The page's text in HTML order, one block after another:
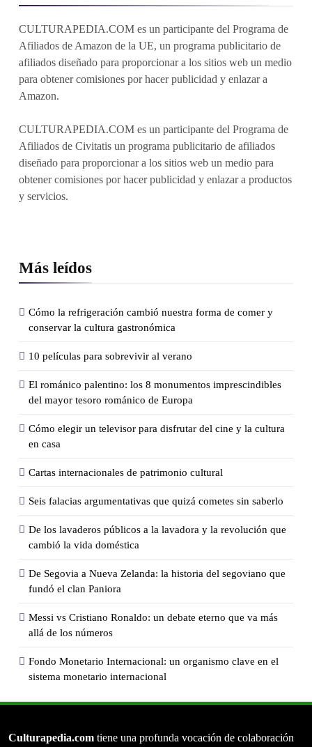
CULTURAPEDIA.COM es un participante del Programa de
Afiliados de Amazon de la UE, un programa publicitario de
afiliados diseñado para proporcionar a los sitios web un medio
para obtener comisiones por hacer publicidad y enlazar a
Amazon.
CULTURAPEDIA.COM es un participante del Programa de
Afiliados de Civitatis un programa publicitario de afiliados
diseñado para proporcionar a los sitios web un medio para
obtener comisiones por hacer publicidad y enlazar a productos
y servicios.
Más leídos
Cómo la refrigeración cambió nuestra forma de comer y
conservar la cultura gastronómica
10 películas para sobrevivir al verano
El románico palentino: los 8 monumentos imprescindibles
del mayor tesoro románico de Europa
Cómo elegir un televisor para disfrutar del cine y la cultura
en casa
Cartas internacionales de patrimonio cultural
Seis falacias argumentativas que quizá cometes sin saberlo
De los lavaderos públicos a la lavadora y la revolución que
cambió la vida doméstica
De Segovia a Nueva Zelanda: la historia del segoviano que
fundó el clan Paniora
Messi vs Cristiano Ronaldo: un debate eterno que va más
allá de los números
Fondo Monetario Internacional: un organismo clave en el
sistema monetario internacional
Culturapedia.com tiene una profunda vocación de colaboración